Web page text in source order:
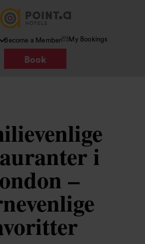
Become a Member My Bookings
Book
i
–